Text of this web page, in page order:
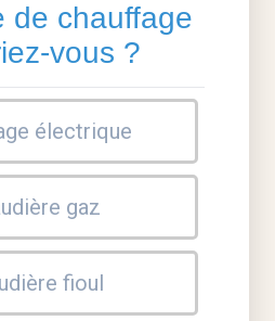
de chauffage
vous ?
électrique
gaz
fioul